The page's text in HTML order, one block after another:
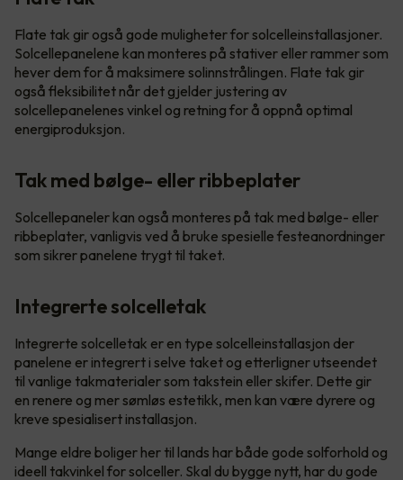
Flate tak gir også gode muligheter for solcelleinstallasjoner.
Solcellepanelene kan monteres på stativer eller rammer som
hever dem for å maksimere solinnstrålingen. Flate tak gir
også fleksibilitet når det gjelder justering av
solcellepanelenes vinkel og retning for å oppnå optimal
energiproduksjon.
Tak med bølge- eller ribbeplater
Solcellepaneler kan også monteres på tak med bølge- eller
ribbeplater, vanligvis ved å bruke spesielle festeanordninger
som sikrer panelene trygt til taket.
Integrerte solcelletak
Integrerte solcelletak er en type solcelleinstallasjon der
panelene er integrert i selve taket og etterligner utseendet
til vanlige takmaterialer som takstein eller skifer. Dette gir
en renere og mer sømløs estetikk, men kan være dyrere og
kreve spesialisert installasjon.
Mange eldre boliger her til lands har både gode solforhold og
ideell takvinkel for solceller. Skal du bygge nytt, har du gode